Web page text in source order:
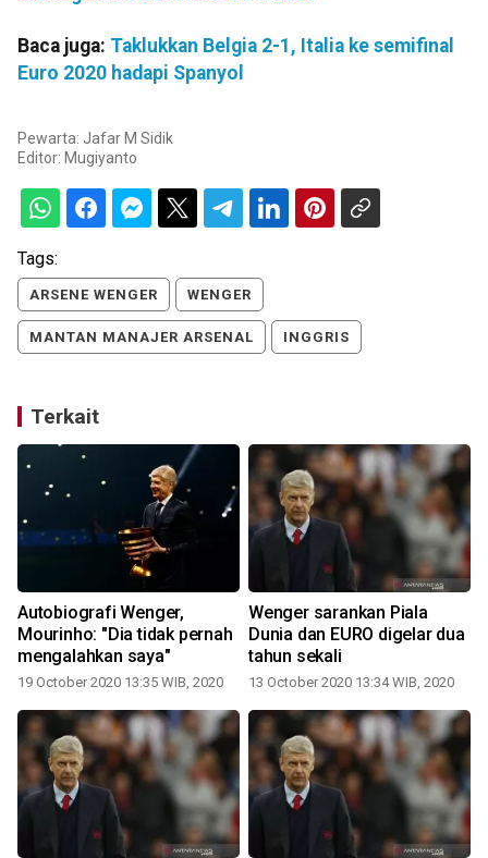
Baca juga: Taklukkan Belgia 2-1, Italia ke semifinal
Euro 2020 hadapi Spanyol
Pewarta: Jafar M Sidik
Editor: Mugiyanto
Tags:
ARSENE WENGER WENGER
MANTAN MANAJER ARSENAL INGGRIS
Terkait
Autobiografi Wenger,
Mourinho: "Dia tidak pernah
mengalahkan saya"
19 October 2020 13:35 WIB, 2020
Wenger sarankan Piala
Dunia dan EURO digelar dua
tahun sekali
13 October 2020 13:34 WIB, 2020